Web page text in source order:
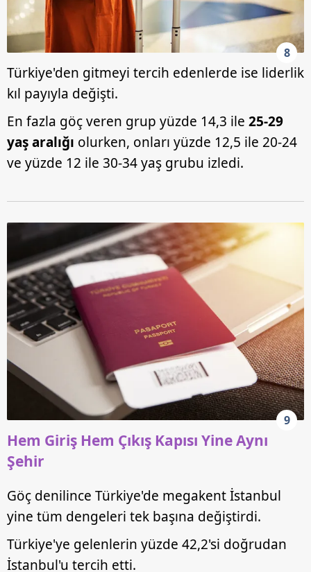
8
Türkiye'den gitmeyi tercih edenlerde ise liderlik
kıl payıyla değişti.
En fazla göç veren grup yüzde 14,3 ile 25-29
yaş aralığı olurken, onları yüzde 12,5 ile 20-24
ve yüzde 12 ile 30-34 yaş grubu izledi.
9
Hem Giriş Hem Çıkış Kapısı Yine Aynı
Şehir
Göç denilince Türkiye'de megakent İstanbul
yine tüm dengeleri tek başına değiştirdi.
Türkiye'ye gelenlerin yüzde 42,2'si doğrudan
İstanbul'u tercih etti.